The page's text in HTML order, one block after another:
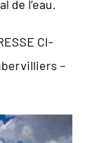
de l’eau.
CI-
–